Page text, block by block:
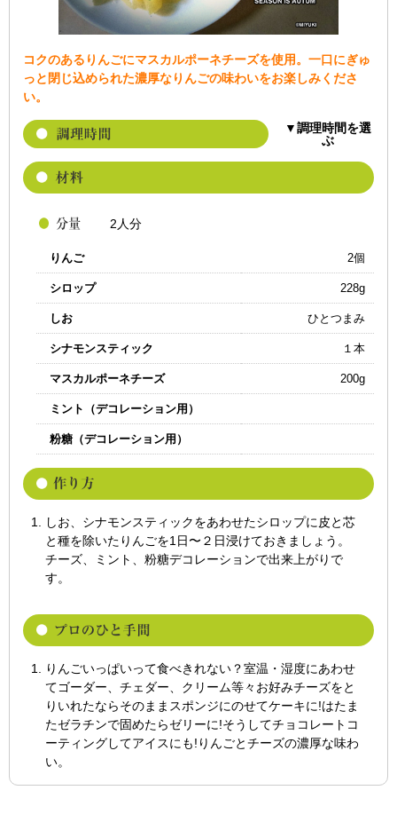
コクのあるりんごにマスカルポーネチーズを使用。一口にぎゅ
っと閉じ込められた濃厚なりんごの味わいをお楽しみくださ
い。
▼調理時間を選
ぶ
2人分
りんご 2個
シロップ 228g
しお ひとつまみ
シナモンスティック １本
マスカルポーネチーズ 200g
ミント（デコレーション用）
粉糖（デコレーション用）
しお、シナモンスティックをあわせたシロップに皮と芯
と種を除いたりんごを1日〜２日浸けておきましょう。
チーズ、ミント、粉糖デコレーションで出来上がりで
す。
りんごいっぱいって食べきれない？室温・湿度にあわせ
てゴーダー、チェダー、クリーム等々お好みチーズをと
りいれたならそのままスポンジにのせてケーキに!はたま
たゼラチンで固めたらゼリーに!そうしてチョコレートコ
ーティングしてアイスにも!りんごとチーズの濃厚な味わ
い。